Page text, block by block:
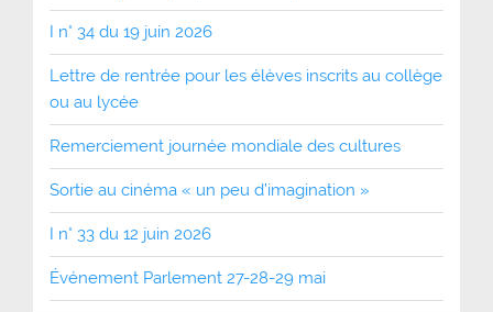
I n° 34 du 19 juin 2026
Lettre de rentrée pour les élèves inscrits au collège
ou au lycée
Remerciement journée mondiale des cultures
Sortie au cinéma « un peu d’imagination »
I n° 33 du 12 juin 2026
Événement Parlement 27-28-29 mai